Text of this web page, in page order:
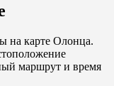
на карте Олонца.
маршрут и время